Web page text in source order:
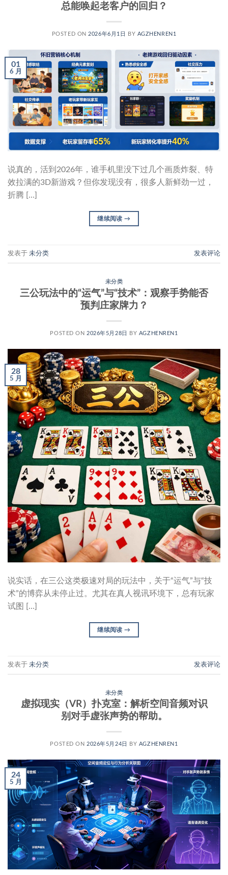
总能唤起老客户的回归？
POSTED ON2026年6月1日 BY AGZHENREN1
01
6 月
说真的，活到2026年，谁手机里没下过几个画质炸裂、特
效拉满的3D新游戏？但你发现没有，很多人新鲜劲一过，
折腾 […]
继续阅读→
发表于 未分类 发表评论
未分类
三公玩法中的“运气”与“技术”：观察手势能否
预判庄家牌力？
POSTED ON 2026年5月28日 BY AGZHENREN1
28
5 月
说实话，在三公这类极速对局的玩法中，关于“运气”与“技
术”的博弈从未停止过。尤其在真人视讯环境下，总有玩家
试图 […]
继续阅读→
发表于 未分类 发表评论
未分类
虚拟现实（VR）扑克室：解析空间音频对识
别对手虚张声势的帮助。
POSTED ON2026年5月24日 BY AGZHENREN1
24
5 月